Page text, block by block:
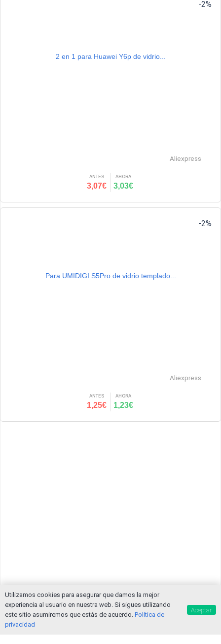
2 en 1 para Huawei Y6p de vidrio...
Aliexpress
ANTES
3,07€
AHORA
3,03€
-2%
Para UMIDIGI S5Pro de vidrio templado...
Aliexpress
ANTES
1,25€
AHORA
1,23€
-2%
Utilizamos cookies para asegurar que damos la mejor
experiencia al usuario en nuestra web. Si sigues utilizando
este sitio asumiremos que estás de acuerdo. Política de
privacidad
Aceptar